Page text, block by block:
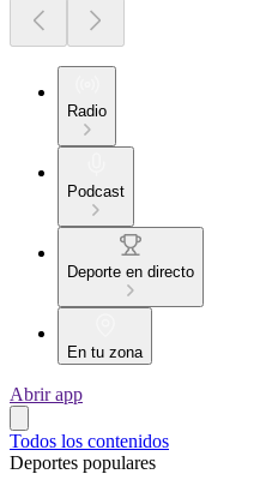
Radio
Podcast
Deporte en directo
En tu zona
Abrir app
Todos los contenidos
Deportes populares